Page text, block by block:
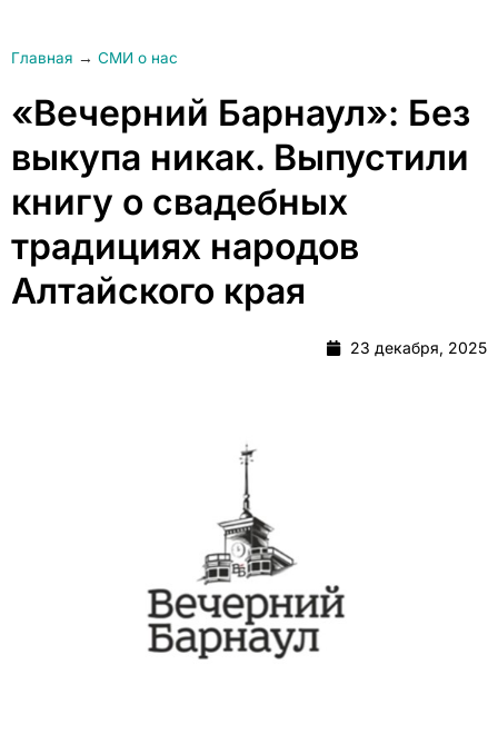
Главная → СМИ о нас
«Вечерний Барнаул»: Без
выкупа никак. Выпустили
книгу о свадебных
традициях народов
Алтайского края
23 декабря, 2025